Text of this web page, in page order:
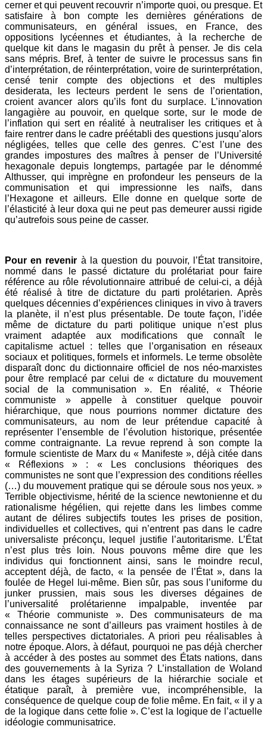
cerner et qui peuvent recouvrir n’importe quoi, ou presque. Et
satisfaire à bon compte les dernières générations de
communisateurs, en général issues, en France, des
oppositions lycéennes et étudiantes, à la recherche de
quelque kit dans le magasin du prêt à penser. Je dis cela
sans mépris. Bref, à tenter de suivre le processus sans fin
d’interprétation, de réinterprétation, voire de surinterprétation,
censé tenir compte des objections et des multiples
desiderata, les lecteurs perdent le sens de l’orientation,
croient avancer alors qu’ils font du surplace. L’innovation
langagière au pouvoir, en quelque sorte, sur le mode de
l’inflation qui sert en réalité à neutraliser les critiques et à
faire rentrer dans le cadre préétabli des questions jusqu’alors
négligées, telles que celle des genres. C’est l’une des
grandes impostures des maîtres à penser de l’Université
hexagonale depuis longtemps, partagée par le dénommé
Althusser, qui imprègne en profondeur les penseurs de la
communisation et qui impressionne les naïfs, dans
l’Hexagone et ailleurs. Elle donne en quelque sorte de
l’élasticité à leur doxa qui ne peut pas demeurer aussi rigide
qu’autrefois sous peine de casser.
Pour en revenir à la question du pouvoir, l’État transitoire,
nommé dans le passé dictature du prolétariat pour faire
référence au rôle révolutionnaire attribué de celui-ci, a déjà
été réalisé à titre de dictature du parti prolétarien. Après
quelques décennies d’expériences cliniques in vivo à travers
la planète, il n’est plus présentable. De toute façon, l’idée
même de dictature du parti politique unique n’est plus
vraiment adaptée aux modifications que connaît le
capitalisme actuel : telles que l’organisation en réseaux
sociaux et politiques, formels et informels. Le terme obsolète
disparaît donc du dictionnaire officiel de nos néo-marxistes
pour être remplacé par celui de « dictature du mouvement
social de la communisation ». En réalité, « Théorie
communiste » appelle à constituer quelque pouvoir
hiérarchique, que nous pourrions nommer dictature des
communisateurs, au nom de leur prétendue capacité à
représenter l’ensemble de l’évolution historique, présentée
comme contraignante. La revue reprend à son compte la
formule scientiste de Marx du « Manifeste », déjà citée dans
« Réflexions » : « Les conclusions théoriques des
communistes ne sont que l’expression des conditions réelles
(…) du mouvement pratique qui se déroule sous nos yeux. »
Terrible objectivisme, hérité de la science newtonienne et du
rationalisme hégélien, qui rejette dans les limbes comme
autant de délires subjectifs toutes les prises de position,
individuelles et collectives, qui n’entrent pas dans le cadre
universaliste préconçu, lequel justifie l’autoritarisme. L’État
n’est plus très loin. Nous pouvons même dire que les
individus qui fonctionnent ainsi, sans le moindre recul,
acceptent déjà, de facto, « la pensée de l’État », dans la
foulée de Hegel lui-même. Bien sûr, pas sous l’uniforme du
junker prussien, mais sous les diverses dégaines de
l’universalité prolétarienne impalpable, inventée par
« Théorie communiste ». Des communisateurs de ma
connaissance ne sont d’ailleurs pas vraiment hostiles à de
telles perspectives dictatoriales. A priori peu réalisables à
notre époque. Alors, à défaut, pourquoi ne pas déjà chercher
à accéder à des postes au sommet des États nations, dans
des gouvernements à la Syriza ? L’installation de Woland
dans les étages supérieurs de la hiérarchie sociale et
étatique paraît, à première vue, incompréhensible, la
conséquence de quelque coup de folie même. En fait, « il y a
de la logique dans cette folie ». C’est la logique de l’actuelle
idéologie communisatrice.